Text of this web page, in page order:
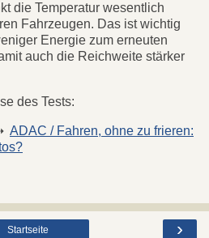
die Temperatur wesentlich
Fahrzeugen. Das ist wichtig
Energie zum erneuten
auch die Reichweite stärker
des Tests:
ADAC / Fahren, ohne zu frieren:
›
Startseite